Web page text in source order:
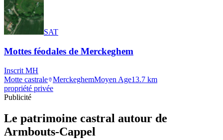
SAT
Mottes féodales de Merckeghem
Inscrit MH
Motte castrale MerckeghemMoyen Age13.7 km
propriété privée
Publicité
Le patrimoine castral autour de
Armbouts-Cappel